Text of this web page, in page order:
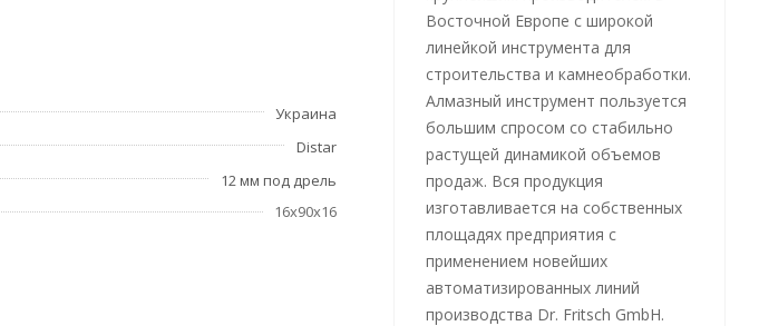
Украина
Distar
12 мм под дрель
16х90х16
Восточной Европе с широкой
линейкой инструмента для
строительства и камнеобработки.
Алмазный инструмент пользуется
большим спросом со стабильно
растущей динамикой объемов
продаж. Вся продукция
изготавливается на собственных
площадях предприятия с
применением новейших
автоматизированных линий
производства Dr. Fritsch GmbH.